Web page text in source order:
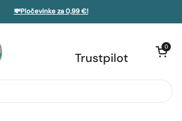
💸Pločevinke za 0,99 €!
Trustpilot
Odpri0